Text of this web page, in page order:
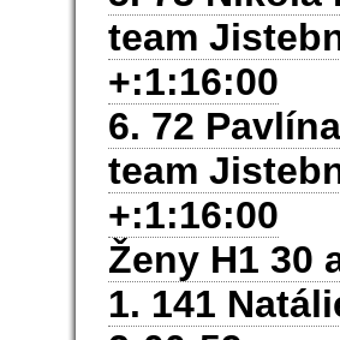
team
+:1:16:00
6. 72
team
+:1:16:00
Ženy H1 30
1. 141